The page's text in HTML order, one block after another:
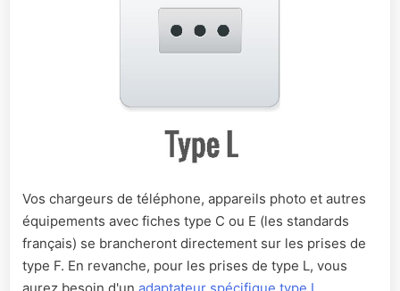
Vos chargeurs de téléphone, appareils photo et autres
équipements avec fiches type C ou E (les standards
français) se brancheront directement sur les prises de
type F. En revanche, pour les prises de type L, vous
aurez besoin d'un adaptateur spécifique type L,